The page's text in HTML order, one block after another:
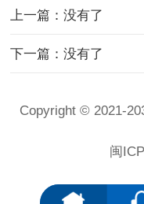
上一篇：没有了
下一篇：没有了
Copyright © 2021-
闽